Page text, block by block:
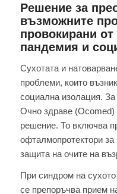
Решение за
възможните
провокирани
пандемия и
Сухотата и
проблеми, които
социална изолация.
Очно здраве (Ocomed)
решение. То включва
офталмопротектори
защита на очите на
При синдром на сухото
се препоръчва прием